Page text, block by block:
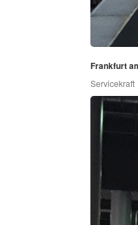
Frankfurt
Servicekraft